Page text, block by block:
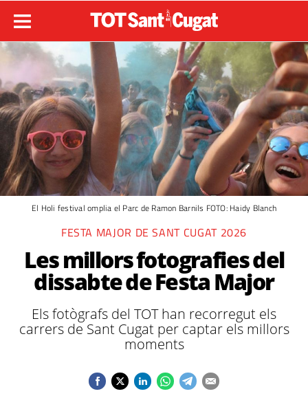
El Holi festival omplia el Parc de Ramon Barnils FOTO: Haidy Blanch
FESTA MAJOR DE SANT CUGAT 2026
Les millors fotografies del
dissabte de Festa Major
Els fotògrafs del TOT han recorregut els
carrers de Sant Cugat per captar els millors
moments